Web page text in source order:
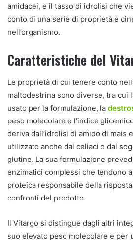
amidacei, e il tasso di idrolisi che
conto di una serie di proprietà e
nell’organismo.
Caratteristiche del
Le proprietà di cui tenere conto
maltodestrina sono diverse, tra cui
usato per la formulazione, la
peso molecolare e l’indice
deriva dall’idrolisi di amido di mais
utilizzato anche dai celiaci o dai
glutine. La sua formulazione
enzimatici complessi che tendono
proteica responsabile della
confronti del prodotto.
Il Vitargo si distingue dagli altri
suo elevato peso molecolare e per